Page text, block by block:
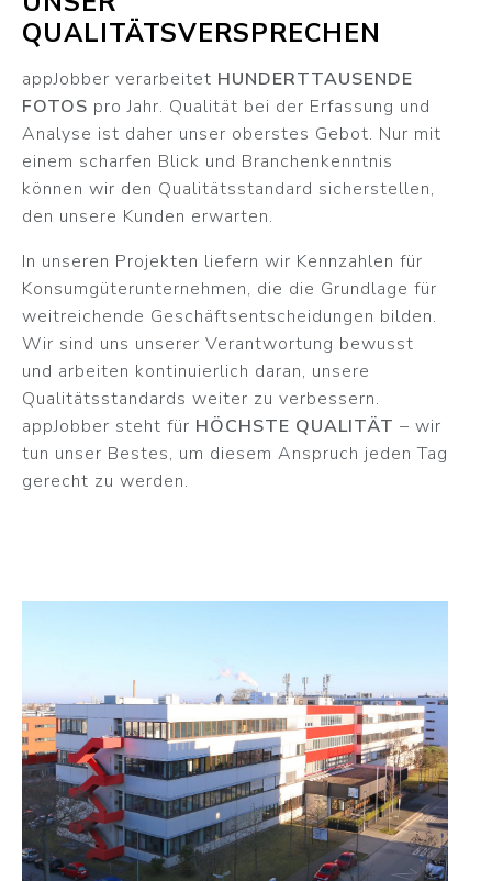
QUALITÄTSVERSPRECHEN
appJobber verarbeitet HUNDERTTAUSENDE
FOTOS pro Jahr. Qualität bei der Erfassung und
Analyse ist daher unser oberstes Gebot. Nur mit
einem scharfen Blick und Branchenkenntnis
können wir den Qualitätsstandard sicherstellen,
den unsere Kunden erwarten.
In unseren Projekten liefern wir Kennzahlen für
Konsumgüterunternehmen, die die Grundlage für
weitreichende Geschäftsentscheidungen bilden.
Wir sind uns unserer Verantwortung bewusst
und arbeiten kontinuierlich daran, unsere
Qualitätsstandards weiter zu verbessern.
appJobber steht für HÖCHSTE QUALITÄT – wir
tun unser Bestes, um diesem Anspruch jeden Tag
gerecht zu werden.